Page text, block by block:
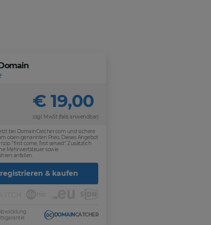
€ 19,00
zzgl. MwSt (falls anwendbar)
bei DomainCatcher.com und sichere
oben genannten Preis. Dieses Angebot
"first come, first served". Zusätzlich
Mehrwertsteuer sowie
anfallen.
& kaufen
DOMAINCATCHER